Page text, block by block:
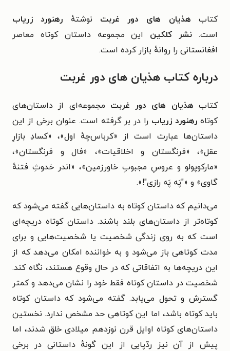
کتاب هذیان های دور غربت نوشتهٔ رهنورد زریاب
است. نشر کلکین این مجموعه داستان کوتاه معاصر
افغانستانی را روانهٔ بازار کرده است.
درباره کتاب هذیان های دور غربت
کتاب هذیان های دور غربت مجموعه‌ای از داستان‌های
کوتاه رهنورد زریاب را در بر گرفته است. عنوان برخی از این
داستان‌ها عبارت است از «کرباس‌چهٔ اول»، «کسادِ بازارِ
عقل»، «فرنگستان و اخلاقیات»، «فال و فرنگستان»،
«مارکوپولو و عروسِ مجبوبِ خاورزمین»، «اندر حَدوثِ فتنهٔ
گاوی» و «"پَه پَه رازی"!».
می‌دانیم که داستان کوتاه به داستان‌هایی گفته می‌شود که
کوتاه‌تر از داستان‌های بلند باشند. داستان کوتاه دریچه‌ای
است که به روی زندگی شخصیت یا شخصیت‌هایی و برای
مدت کوتاهی باز می‌شود و به خواننده امکان می‌دهد که از
این دریچه‌ها به اتفاقاتی که در حال وقوع هستند، نگاه کند.
شخصیت در داستان کوتاه فقط خود را نشان می‌دهد و کمتر
گسترش و تحول می‌یابد. گفته می‌شود که داستان کوتاه
باید کوتاه باشد، اما این کوتاهی حد مشخص ندارد. نخستین
داستان‌های کوتاه اوایل قرن نوزدهم میلادی خلق شدند، اما
پیش از آن نیز ردّپایی از این گونهٔ داستانی در برخی